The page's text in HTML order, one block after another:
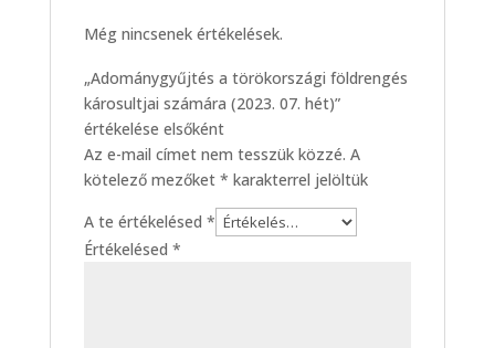
Még nincsenek értékelések.
„Adománygyűjtés a törökországi földrengés
károsultjai számára (2023. 07. hét)”
értékelése elsőként
Az e-mail címet nem tesszük közzé. A
kötelező mezőket * karakterrel jelöltük
A te értékelésed *
Értékelésed *